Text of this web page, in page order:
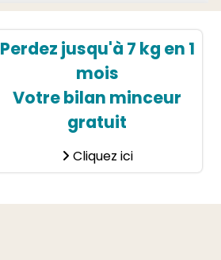
Perdez jusqu'à 7 kg en 1
mois
Votre bilan minceur
gratuit
Cliquez ici